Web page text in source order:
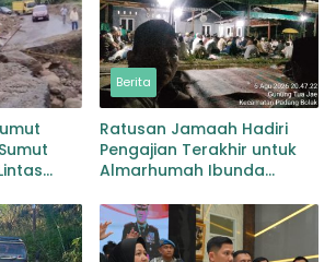
Berita
Ratusan Jamaah Hadiri
Pengajian Terakhir untuk
Almarhumah Ibunda